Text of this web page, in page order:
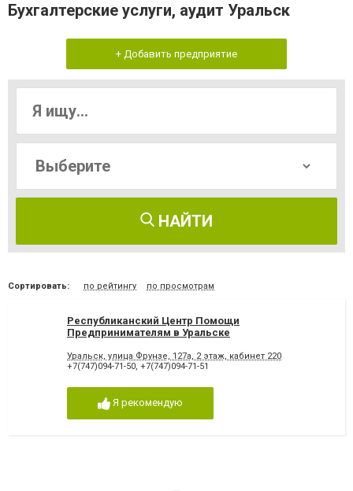
Бухгалтерские услуги, аудит Уральск
+ Добавить предприятие
НАЙТИ
Сортировать: по рейтингу по просмотрам
Республиканский Центр Помощи
Предпринимателям в Уральске
Уральск, улица Фрунзе, 127а, ​2 этаж, кабинет 220
+7(747)094-71-50, +7(747)094-71-51
Я рекомендую